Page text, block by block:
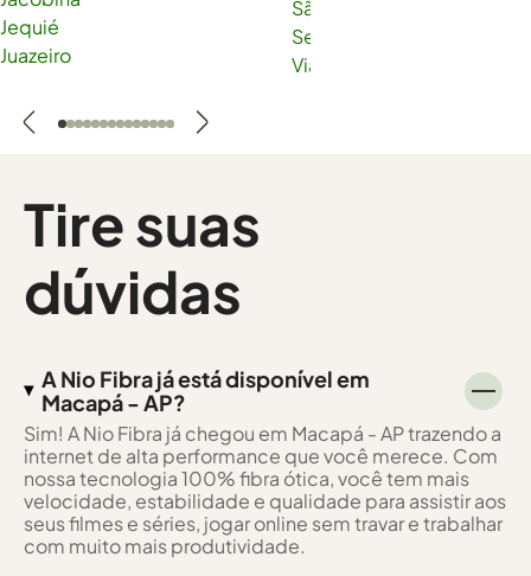
Jequié
Juazeiro
São Gabriel da Palha
Serra
Viana
Tire suas
dúvidas
A Nio Fibra já está disponível em
Macapá - AP?
Sim! A Nio Fibra já chegou em Macapá - AP trazendo a
internet de alta performance que você merece. Com
nossa tecnologia 100% fibra ótica, você tem mais
velocidade, estabilidade e qualidade para assistir aos
seus filmes e séries, jogar online sem travar e trabalhar
com muito mais produtividade.